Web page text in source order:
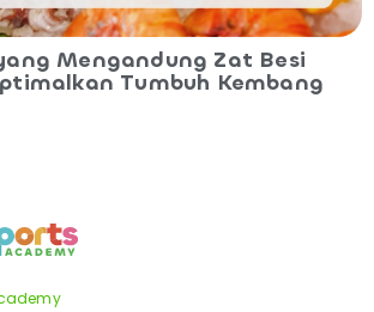
Mengandung Zat Besi
Tumbuh Kembang